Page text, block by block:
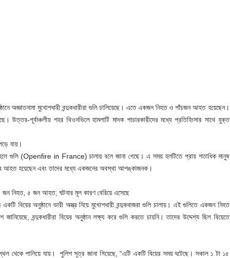
অজ্ঞাতনামা মুখোশধারী বন্দুকধারীরা গুলি চালিয়েছে। এতে একজন নিহত ও পাঁচজন আহত হয়েছেন।
উত্তর-পূর্বাঞ্চলীয় শহর থিওনভিলে হামলাটি মাদক পাচারকারীদের মধ্যে প্রতিহিংসার সাথে যুক্ত
যায়।
হলে গুলি (Openfire in France) চালায় বলে জানা গেছে। এ সময় হলটিতে প্রায় শতাধিক মানুষ
হয়েছেন এবং তাদের মধ্যে একজনের অবস্থা আশঙ্কাজনক।
১ জন নিহত, ৫ জন আহত; ঘটনার মূল কারণ বেরিয়ে এসেছে
একটি বিয়ের অনুষ্ঠানে ভারী অস্ত্র নিয়ে মুখোশধারী বন্দুকবাজরা গুলি চালায়। এই গুলিতে একজন নিহত
বন্দুকধারীরা বিয়ের অনুষ্ঠান লক্ষ্য করে গুলি করতে চায়নি। তাদের উদ্দেশ্য ছিল বিয়েতে
থেকে পালিয়ে যায়। পুলিশ সূত্র জানা গিয়েছে, “এটি একটি বিয়ের সময় ঘটেছে। সকাল ১ টা ১৫